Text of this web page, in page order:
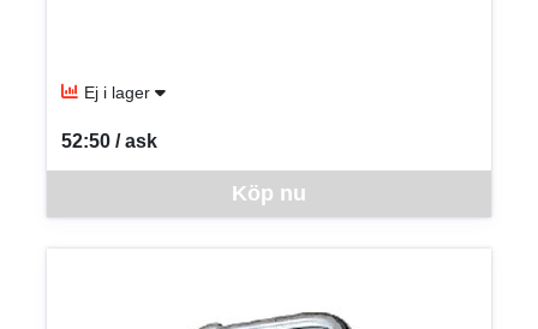
Ej i lager
Köp nu
52:50 / ask
SEK per ASK